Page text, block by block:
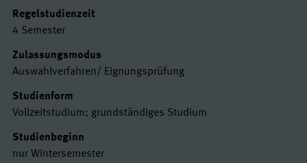
Regelstudienzeit
4 Semester
Zulassungsmodus
Auswahlverfahren/ Eignungsprüfung
Studienform
Vollzeitstudium; grundständiges Studium
Studienbeginn
nur Wintersemester